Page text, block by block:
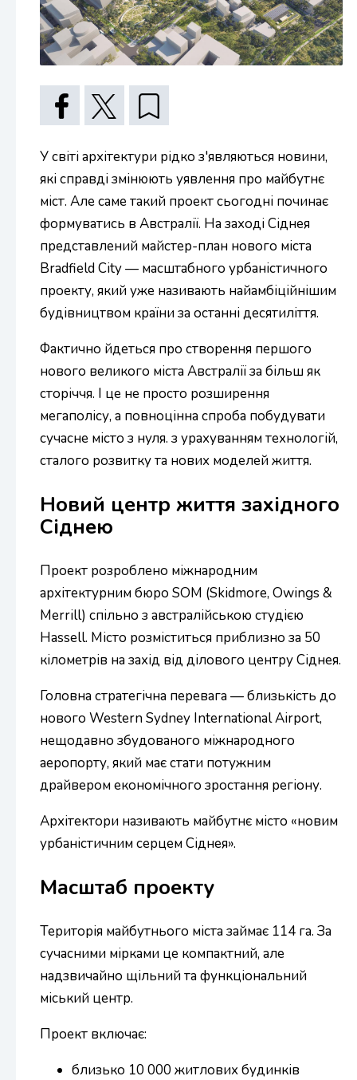
У світі архітектури рідко з'являються новини,
які справді змінюють уявлення про майбутнє
міст. Але саме такий проект сьогодні починає
формуватись в Австралії. На заході Сіднея
представлений майстер-план нового міста
Bradfield City — масштабного урбаністичного
проекту, який уже називають найамбіційнішим
будівництвом країни за останні десятиліття.
Фактично йдеться про створення першого
нового великого міста Австралії за більш як
сторіччя. І це не просто розширення
мегаполісу, а повноцінна спроба побудувати
сучасне місто з нуля. з урахуванням технологій,
сталого розвитку та нових моделей життя.
Новий центр життя західного
Сіднею
Проект розроблено міжнародним
архітектурним бюро SOM (Skidmore, Owings &
Merrill) спільно з австралійською студією
Hassell. Місто розміститься приблизно за 50
кілометрів на захід від ділового центру Сіднея.
Головна стратегічна перевага — близькість до
нового Western Sydney International Airport,
нещодавно збудованого міжнародного
аеропорту, який має стати потужним
драйвером економічного зростання регіону.
Архітектори називають майбутнє місто «новим
урбаністичним серцем Сіднея».
Масштаб проекту
Територія майбутнього міста займає 114 га. За
сучасними мірками це компактний, але
надзвичайно щільний та функціональний
міський центр.
Проект включає:
близько 10 000 житлових будинків